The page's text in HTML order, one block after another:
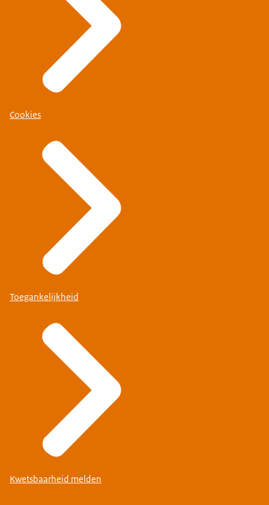
Cookies
Toegankelijkheid
Kwetsbaarheid melden